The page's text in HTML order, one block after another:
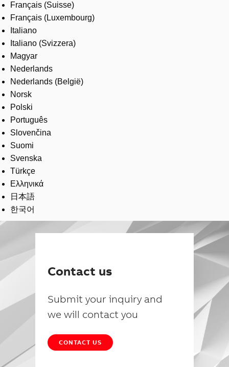
Français (Suisse)
Français (Luxembourg)
Italiano
Italiano (Svizzera)
Magyar
Nederlands
Nederlands (België)
Norsk
Polski
Português
Slovenčina
Suomi
Svenska
Türkçe
Ελληνικά
日本語
한국어
Contact us
Submit your inquiry and
we will contact you
CONTACT US